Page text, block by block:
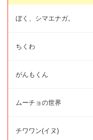
ぼく、シマエナガ。
ちくわ
がんもくん
ムーチョの世界
チワワン(イヌ)